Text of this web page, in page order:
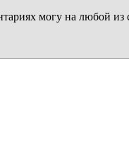
могу на любой